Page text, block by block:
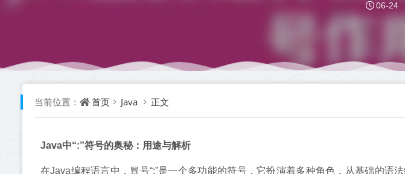
06-24
当前位置： 首页 Java 正文
Java中“:”符号的奥秘：用途与解析
在Java编程语言中，冒号“:”是一个多功能的符号，它扮演着多种角色，从基础的语